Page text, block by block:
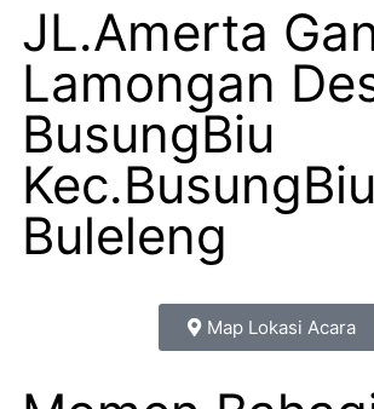
JL.Amerta
Lamongan
BusungBiu
Buleleng
Map Lokasi Acara